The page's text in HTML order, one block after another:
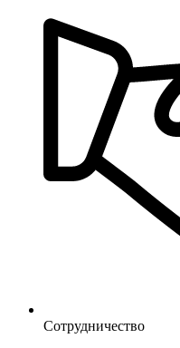
Сотрудничество